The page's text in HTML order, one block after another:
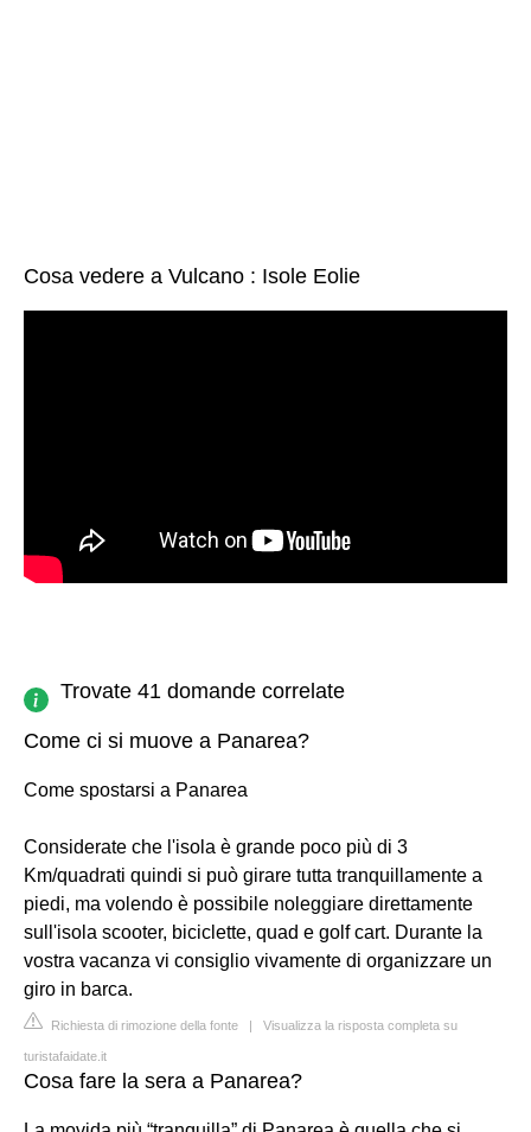
Cosa vedere a Vulcano : Isole Eolie
Trovate 41 domande correlate
Come ci si muove a Panarea?
Come spostarsi a Panarea
Considerate che l'isola è grande poco più di 3
Km/quadrati quindi si può girare tutta tranquillamente a
piedi, ma volendo è possibile noleggiare direttamente
sull'isola scooter, biciclette, quad e golf cart. Durante la
vostra vacanza vi consiglio vivamente di organizzare un
giro in barca.
Richiesta di rimozione della fonte | Visualizza la risposta completa su
turistafaidate.it
Cosa fare la sera a Panarea?